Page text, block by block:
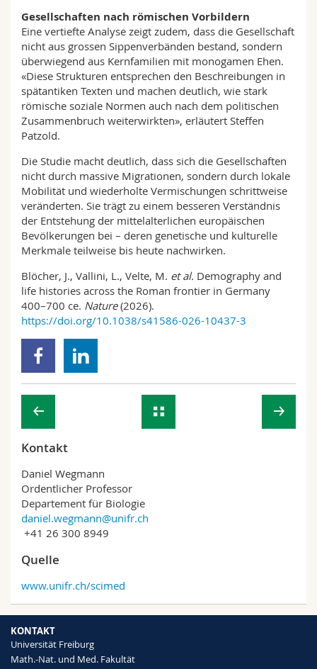
Gesellschaften nach römischen Vorbildern
Eine vertiefte Analyse zeigt zudem, dass die Gesellschaft
nicht aus grossen Sippenverbänden bestand, sondern
überwiegend aus Kernfamilien mit monogamen Ehen.
«Diese Strukturen entsprechen den Beschreibungen in
spätantiken Texten und machen deutlich, wie stark
römische soziale Normen auch nach dem politischen
Zusammenbruch weiterwirkten», erläutert Steffen
Patzold.
Die Studie macht deutlich, dass sich die Gesellschaften
nicht durch massive Migrationen, sondern durch lokale
Mobilität und wiederholte Vermischungen schrittweise
veränderten. Sie trägt zu einem besseren Verständnis
der Entstehung der mittelalterlichen europäischen
Bevölkerungen bei – deren genetische und kulturelle
Merkmale teilweise bis heute nachwirken.
Blöcher, J., Vallini, L., Velte, M. et al. Demography and
life histories across the Roman frontier in Germany
400–700 ce. Nature(2026).
https://doi.org/10.1038/s41586-026-10437-3
Kontakt
Daniel Wegmann
Ordentlicher Professor
Departement für Biologie
daniel.wegmann@unifr.ch
+41 26 300 8949
Quelle
www.unifr.ch/scimed
KONTAKT
Universität Freiburg
Math.-Nat. und Med. Fakultät